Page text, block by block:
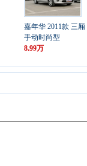
嘉年华 2011款 三厢
手动时尚型
8.99万